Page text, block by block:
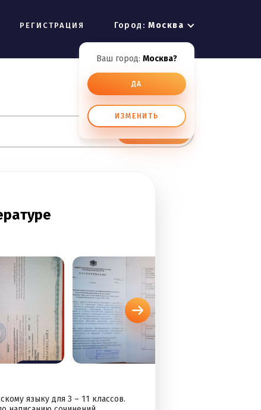
РЕГИСТРАЦИЯ Город:Москва
Ваш город: Москва?
ДА
ИЗМЕНИТЬ
языку для 3 – 11 классов.